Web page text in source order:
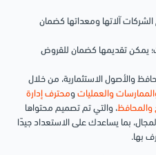
آلاتها ومعداتها كضمان
يمكن تقديمها كضمان للقروض
والأصول الاستثمارية، من خلال
والعمليات ومحترف إدارة
والمحافظ، والتي تم تصميم محتواها
بما يساعدك على الاستعداد جيدًا
بها.